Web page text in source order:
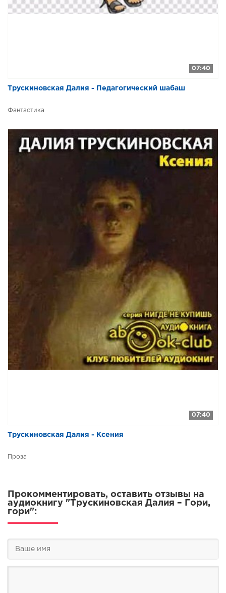
07:40
Трускиновская Далия - Педагогический шабаш
Фантастика
07:40
Трускиновская Далия - Ксения
Проза
Прокомментировать, оставить отзывы на
аудиокнигу "Трускиновская Далия – Гори,
гори":